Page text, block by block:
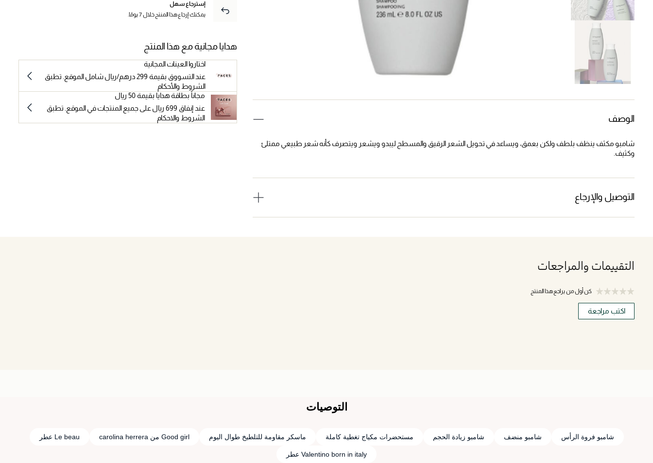
الوصف
شامبو مكثف ينظف بلطف ولكن بعمق، ويساعد في تحويل الشعر الرقيق والمسطح ليبدو ويشعر ويتصرف كأنه شعر طبيعي ممتلئ
وكثيف.
التوصيل والإرجاع
إسترجاع سهل
يمكنك إرجاع هذا المنتج خلال 7 يومًا.
هدايا مجانية مع هذا المنتج
اختاروا العينات المجانية
عند التسووق بقيمة 299 درهم/ريال شامل الموقع. تطبق
الشروط والأحكام
مجاناً بطاقة هدايا بقيمة 50 ريال
عند إنفاق 699 ريال على جميع المنتجات في الموقع. تطبق
الشروط والاحكام
التقييمات والمراجعات
كن أول من يراجع هذا المنتج
اكتب مراجعة
التوصيات
شامبو فروة الرأس شامبو منضف شامبو زيادة الحجم مستحضرات مكياج تغطية كاملة ماسكر مقاومة للتلطيخ طوال اليوم Good girl من carolina herrera Le beau عطر
Valentino born in italy عطر